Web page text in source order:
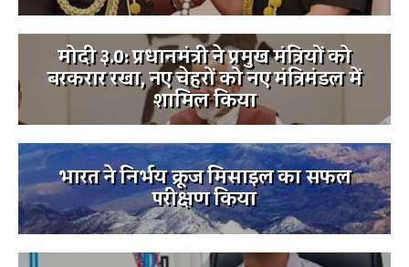
मोदी ३.0: प्रधानमंत्री ने प्रमुख मंत्रियों को
बरकरार रखा, नए चेहरों को नए मंत्रिमंडल में
शामिल किया
भारत ने निर्भय क्रूज मिसाइल का सफल
परीक्षण किया